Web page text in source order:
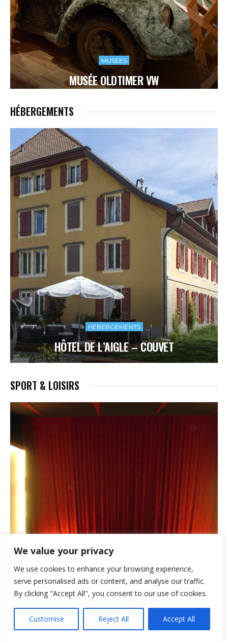
We value your privacy
We use cookies to enhance your browsing experience,
serve personalised ads or content, and analyse our traffic.
By clicking "Accept All", you consent to our use of cookies.
Customise Reject All Accept All
MUSÉES
MUSÉE OLDTIMER VW
HÉBERGEMENTS
HÉBERGEMENTS
HÔTEL DE L’AIGLE – COUVET
SPORT & LOISIRS
CINÉMA COLISÉE COUVET VAL-DE-TRAVERS